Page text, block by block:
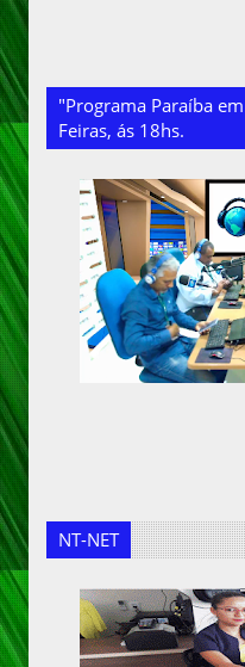
"Programa Paraíba
Feiras, ás 18hs.
NT-NET